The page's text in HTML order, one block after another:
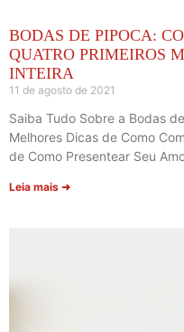
BODAS DE PIPOCA:
QUATRO PRIMEIROS
INTEIRA
11 de agosto de 2021
Saiba Tudo Sobre a Bodas
Melhores Dicas de Como
de Como Presentear Seu
Leia mais ➜